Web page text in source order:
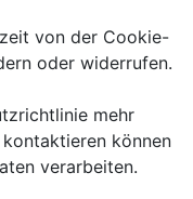
von der Cookie-
oder widerrufen.
mehr
können
verarbeiten.